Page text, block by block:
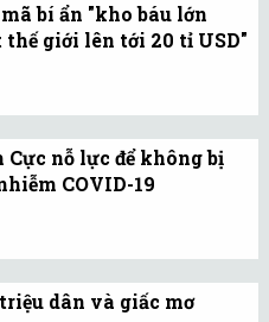
bí ẩn "kho báu lớn
thế giới lên tới 20 tỉ USD"
cho có trị giá là 20 tỉ
và bị chôn giấu hàng
kỷ qua ở Phần Lan.
Cực nỗ lực để không bị
COVID-19
là lục địa duy nhất
bị tác động bởi
dân và giấc mơ